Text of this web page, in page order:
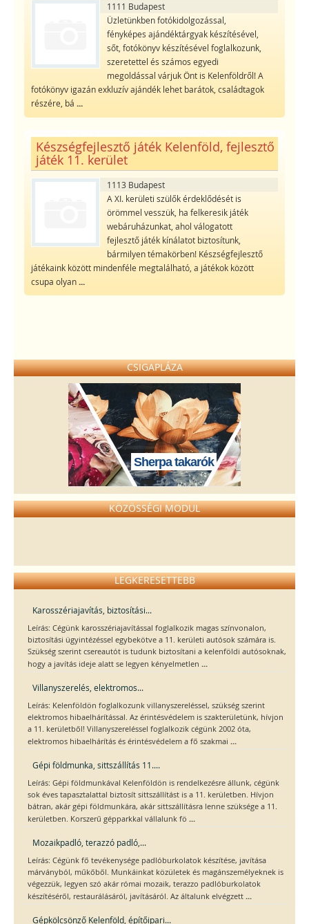
1111 Budapest
Üzletünkben fotókidolgozással,
fényképes ajándéktárgyak készítésével,
sőt, fotókönyv készítésével foglalkozunk,
szeretettel és számos egyedi
megoldással várjuk Önt is Kelenföldről! A
fotókönyv igazán exkluzív ajándék lehet barátok, családtagok
részére, bá ...
Készségfejlesztő játék Kelenföld, fejlesztő
játék 11. kerület
1113 Budapest
A XI. kerületi szülők érdeklődését is
örömmel vesszük, ha felkeresik játék
webáruházunkat, ahol válogatott
fejlesztő játék kínálatot biztosítunk,
bármilyen témakörben! Készségfejlesztő
játékaink között mindenféle megtalálható, a játékok között
csupa olyan...
CSIGAPLÁZA
Sherpa takarók
KÖZÖSSÉGI MODUL
LEGKERESETTEBB
Karosszériajavítás, biztosítási...
Leírás: Cégünk karosszériajavítással foglalkozik magas színvonalon,
biztosítási ügyintézéssel egybekötve a 11. kerületi autósok számára is.
Szükség szerint csereautót is tudunk biztosítani a kelenföldi autósoknak,
hogy a javítás ideje alatt se legyen kényelmetlen ...
Villanyszerelés, elektromos...
Leírás: Kelenföldön foglalkozunk villanyszereléssel, szükség szerint
elektromos hibaelhárítással. Az érintésvédelem is szakterületünk, hívjon
a 11. kerületből! Villanyszereléssel foglalkozik cégünk 2002 óta,
elektromos hibaelhárítás és érintésvédelem a fő szakmai ...
Gépi földmunka, sittszállítás 11....
Leírás: Gépi földmunkával Kelenföldön is rendelkezésre állunk, cégünk
sok éves tapasztalattal biztosít sittszállítást is a 11. kerületben. Hívjon
bátran, akár gépi földmunkára, akár sittszállításra lenne szüksége a 11.
kerületben. Korszerű gépparkkal vállalunk fö ...
Mozaikpadló, terazzó padló,...
Leírás: Cégünk fő tevékenysége padlóburkolatok készítése, javítása
márványból, műkőből. Munkáinkat közületek és magánszemélyeknek is
végezzük, legyen szó akár római mozaik, terazzo padlóburkolatok
készítéséről, restaurálásáról, javításáról. Az általunk elvégzett ...
Gépkölcsönző Kelenföld, építőipari...